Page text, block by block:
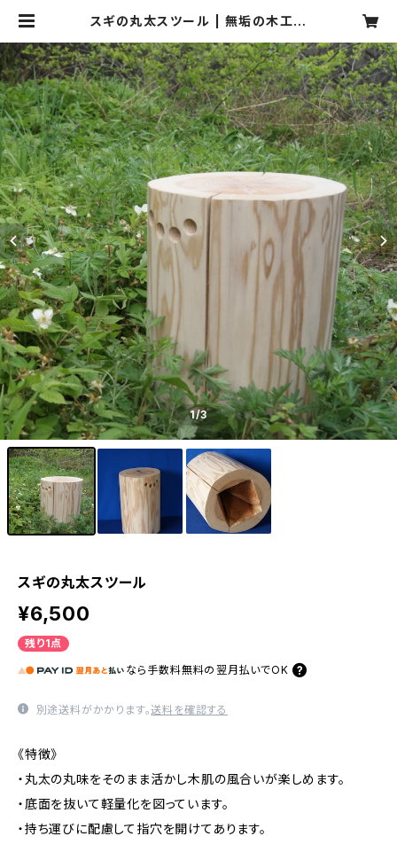
スギの丸太スツール | 無垢の木工雑
1/3
スギの丸太スツール
¥6,500
残り1点
なら 手数料無料の 翌月払いでOK
別途送料がかかります。送料を確認する
《特徴》
・丸太の丸味をそのまま活かし木肌の風合いが楽しめます。
・底面を抜いて軽量化を図っています。
・持ち運びに配慮して指穴を開けてあります。